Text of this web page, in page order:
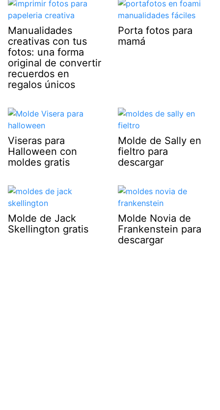
Manualidades
creativas con tus
fotos: una forma
original de convertir
recuerdos en
regalos únicos
Porta fotos para
mamá
Viseras para
Halloween con
moldes gratis
Molde de Sally en
fieltro para
descargar
Molde de Jack
Skellington gratis
Molde Novia de
Frankenstein para
descargar